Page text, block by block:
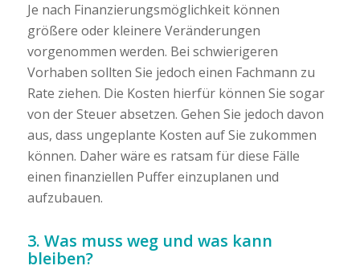
Je nach Finanzierungsmöglichkeit können
größere oder kleinere Veränderungen
vorgenommen werden. Bei schwierigeren
Vorhaben sollten Sie jedoch einen Fachmann zu
Rate ziehen. Die Kosten hierfür können Sie sogar
von der Steuer absetzen. Gehen Sie jedoch davon
aus, dass ungeplante Kosten auf Sie zukommen
können. Daher wäre es ratsam für diese Fälle
einen finanziellen Puffer einzuplanen und
aufzubauen.
3. Was muss weg und was kann
bleiben?